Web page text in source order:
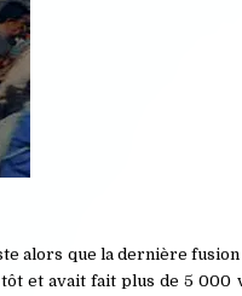
alors que la dernière fusion
et avait fait plus de 5 000